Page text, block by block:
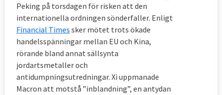
Peking på torsdagen för risken att den
internationella ordningen sönderfaller. Enligt
Financial Times sker mötet trots ökade
handelsspänningar mellan EU och Kina,
rörande bland annat sällsynta
jordartsmetaller och
antidumpningsutredningar. Xi uppmanade
Macron att motstå ”inblandning”, en antydan